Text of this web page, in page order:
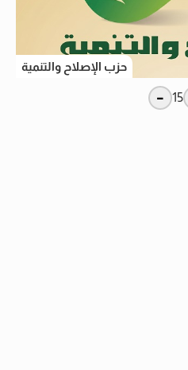
حزب الإصلاح والتنمية
15
-